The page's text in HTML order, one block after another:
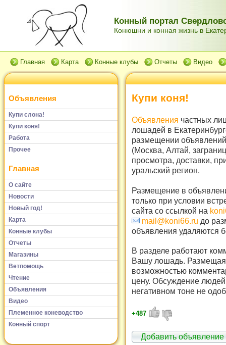
Конный портал
Конюшни и конная жизнь в
Главная Карта Конные клубы Отчеты Видео
Объявления
Купи слона!
Купи коня!
Работа
Прочее
Главная
О сайте
Новости
Новый год!
Карта
Конные клубы
Отчеты
Магазины
Ветпомощь
Чтение
Объявления
Видео
Племенное коневодство
Конный спорт
Купи коня!
Объявления частных
лошадей в
размещении
(Москва, Алтай,
просмотра, доставки,
уральский регион.
Размещение в
только при условии
сайта со ссылкой на
mail@koni66.ru до
объявления удаляются
В разделе работают
Вашу лошадь. Размещая
возможностью
цену. Обсуждение
негативном тоне не
+487
Добавить объявление